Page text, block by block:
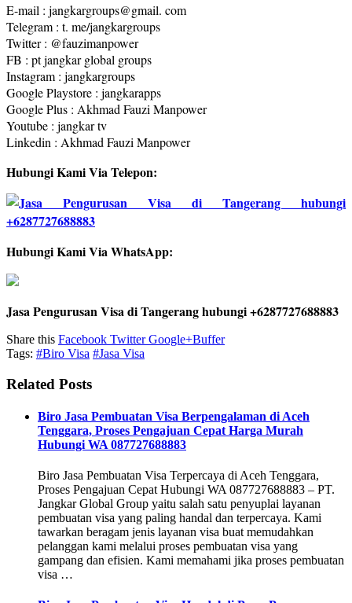
E-mail : jangkargroups@gmail. com
Telegram : t. me/jangkargroups
Twitter : @fauzimanpower
FB : pt jangkar global groups
Instagram : jangkargroups
Google Playstore : jangkarapps
Google Plus : Akhmad Fauzi Manpower
Youtube : jangkar tv
Linkedin : Akhmad Fauzi Manpower
Hubungi Kami Via Telepon:
Hubungi Kami Via WhatsApp:
Jasa Pengurusan Visa di Tangerang hubungi +6287727688883
Share this Facebook TwitterGoogle+Buffer
Tags: #Biro Visa #Jasa Visa
Related Posts
Biro Jasa Pembuatan Visa Berpengalaman di Aceh
Tenggara, Proses Pengajuan Cepat Harga Murah
Hubungi WA 087727688883
Biro Jasa Pembuatan Visa Terpercaya di Aceh Tenggara,
Proses Pengajuan Cepat Hubungi WA 087727688883 – PT.
Jangkar Global Group yaitu salah satu penyuplai layanan
pembuatan visa yang paling handal dan terpercaya. Kami
tawarkan beragam jenis layanan visa buat memudahkan
pelanggan kami melalui proses pembuatan visa yang
gampang dan efisien. Kami memahami jika proses pembuatan
visa …